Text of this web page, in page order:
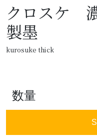
クロスケ
製墨
kurosuke thick
数量